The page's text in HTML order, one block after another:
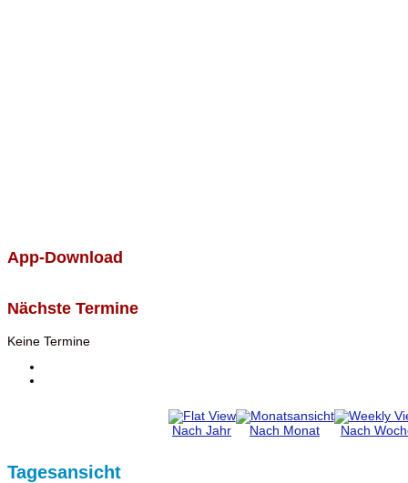
App-Download
Nächste Termine
Keine Termine
Nach Jahr Nach Monat Nach
Tagesansicht